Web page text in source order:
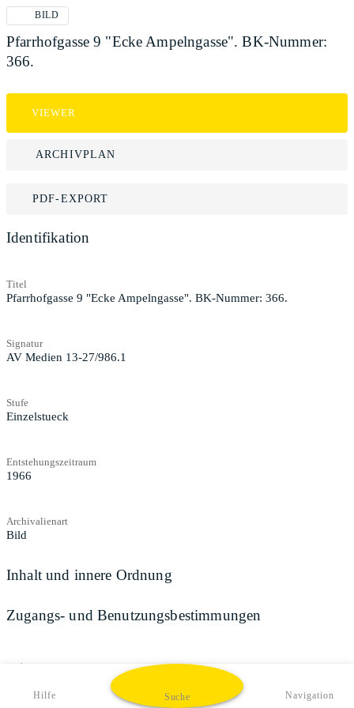
BILD
Pfarrhofgasse 9 "Ecke Ampelngasse". BK-Nummer:
366.
VIEWER
ARCHIVPLAN
PDF-EXPORT
Identifikation
Titel
Pfarrhofgasse 9 "Ecke Ampelngasse". BK-Nummer: 366.
Signatur
AV Medien 13-27/986.1
Stufe
Einzelstueck
Entstehungszeitraum
1966
Archivalienart
Bild
Inhalt und innere Ordnung
Zugangs- und Benutzungsbestimmungen
Teilen
Hilfe Suche Navigation